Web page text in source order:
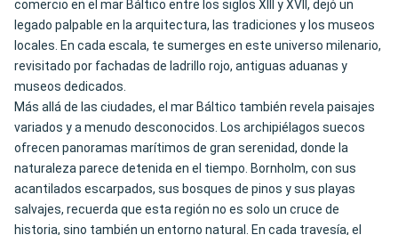
comercio en el mar Báltico entre los siglos XIII y XVII, dejó un
legado palpable en la arquitectura, las tradiciones y los museos
locales. En cada escala, te sumerges en este universo milenario,
revisitado por fachadas de ladrillo rojo, antiguas aduanas y
museos dedicados.
Más allá de las ciudades, el mar Báltico también revela paisajes
variados y a menudo desconocidos. Los archipiélagos suecos
ofrecen panoramas marítimos de gran serenidad, donde la
naturaleza parece detenida en el tiempo. Bornholm, con sus
acantilados escarpados, sus bosques de pinos y sus playas
salvajes, recuerda que esta región no es solo un cruce de
historia, sino también un entorno natural. En cada travesía, el